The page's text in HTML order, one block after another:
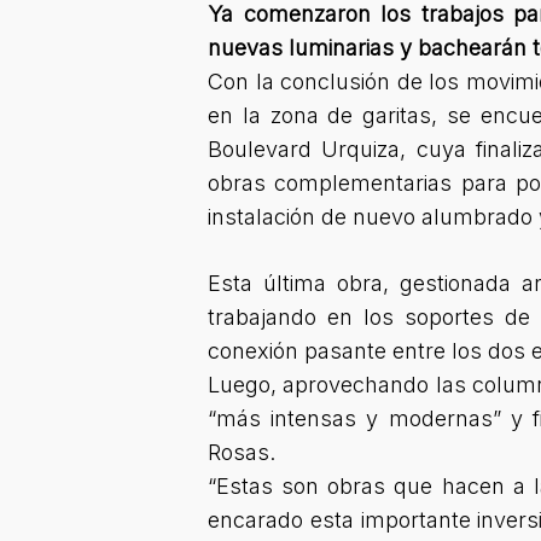
Ya comenzaron los trabajos
nuevas luminarias y bachearán
Con la conclusión de los
en la zona de garitas, se
Boulevard Urquiza, cuya
obras complementarias para
instalación de nuevo
Esta última obra, gestionada
trabajando en los soportes
conexión pasante entre los dos
Luego, aprovechando las
“más intensas y modernas”
Rosas.
“Estas son obras que hacen
encarado esta importante